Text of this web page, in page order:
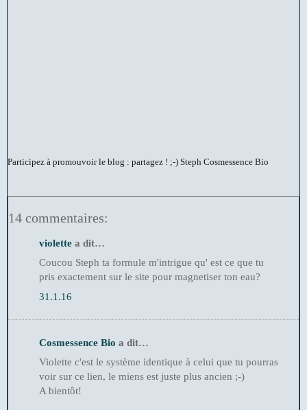
Participez à promouvoir le blog : partagez ! ;-) Steph Cosmessence Bio
14 commentaires:
violette a dit…
Coucou Steph ta formule m'intrigue qu' est ce que tu
pris exactement sur le site pour magnetiser ton eau?
31.1.16
Cosmessence Bio a dit…
Violette c'est le système identique à celui que tu pourras
voir sur ce lien, le miens est juste plus ancien ;-)
A bientôt!